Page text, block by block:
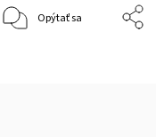
Opýtať sa